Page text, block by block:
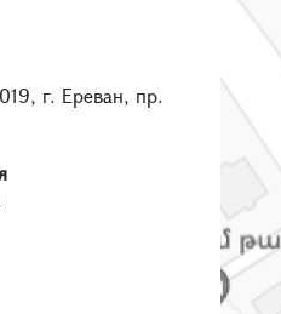
г. Ереван, пр.